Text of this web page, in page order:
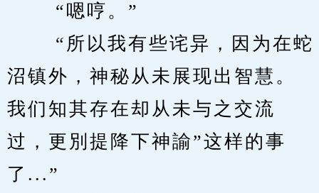
“嗯哼。”
“所以我有些诧异，因为在蛇
沼镇外，神秘从未展现出智慧。
我们知其存在却从未与之交流
过，更別提降下神諭”这样的事
了...”